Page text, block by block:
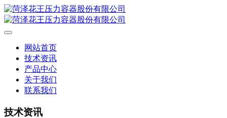
网站首页
技术资讯
产品中心
关于我们
联系我们
技术资讯